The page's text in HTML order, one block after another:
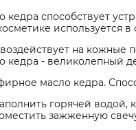
кедра способствует
используется
на кожные
кедра - великолепный
масло кедра.
горячей водой,
зажженную